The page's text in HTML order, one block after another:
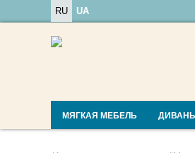
RU UA
МЯГКАЯ МЕБЕЛЬ